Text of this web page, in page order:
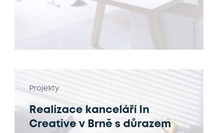
Projekty
Realizace kanceláří In
Creative v Brně s důrazem